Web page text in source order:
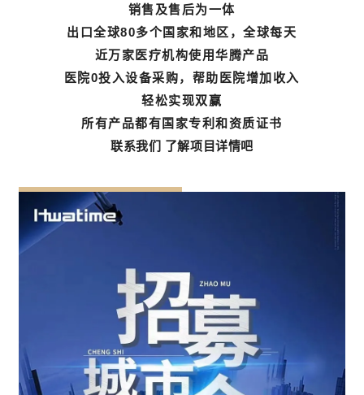
销售及售后为一体
出口全球80多个国家和地区，全球每天
近万家医疗机构使用华腾产品
医院0投入设备采购，帮助医院增加收入
轻松实现双赢
所有产品都有国家专利和资质证书
联系我们 了解项目详情吧